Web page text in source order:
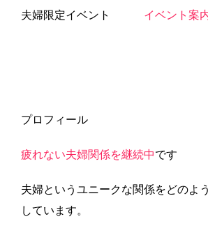
夫婦限定イベント イベント案
プロフィール
疲れない夫婦関係を継続中です
夫婦というユニークな関係をどのよ
しています。